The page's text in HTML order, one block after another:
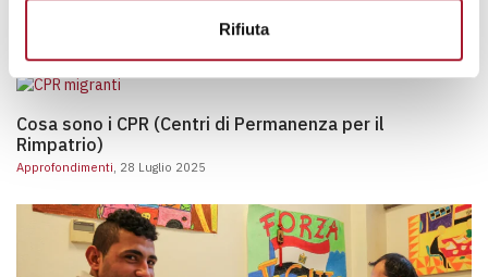
Rifiuta
, 10 Febbraio 2025
Cosa sono i CPR (Centri di Permanenza per il
Cosa sono i CPR (Centri di Permanenza per il
Rimpatrio)
Approfondimenti , 28 Luglio 2025